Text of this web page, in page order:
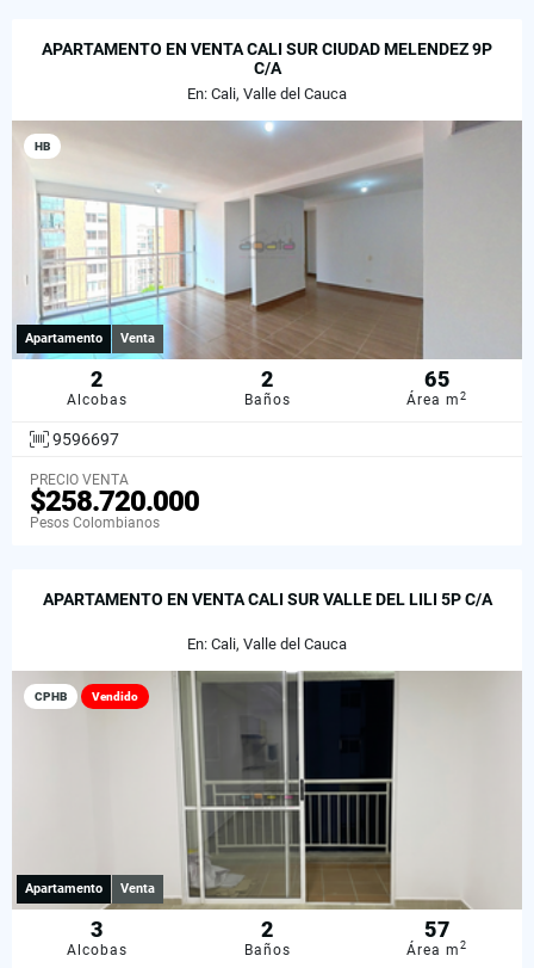
APARTAMENTO EN VENTA CALI SUR CIUDAD MELENDEZ 9P
C/A
En: Cali, Valle del Cauca
HB
Apartamento Venta
2
Alcobas
2
Baños
65
Área m2
9596697
PRECIO VENTA
$258.720.000
Pesos Colombianos
APARTAMENTO EN VENTA CALI SUR VALLE DEL LILI 5P C/A
En: Cali, Valle del Cauca
CPHB Vendido
Apartamento Venta
3
Alcobas
2
Baños
57
Área m2